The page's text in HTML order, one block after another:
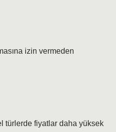
izin vermeden
türlerde fiyatlar daha yüksek